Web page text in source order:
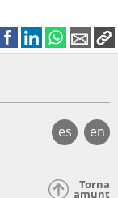
es en
Torna
amunt